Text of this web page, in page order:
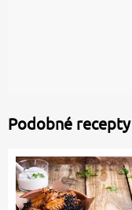
Podobné recepty